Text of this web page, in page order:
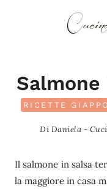
RICETTE
Di Daniela -
Il salmone in salsa
la maggiore in casa